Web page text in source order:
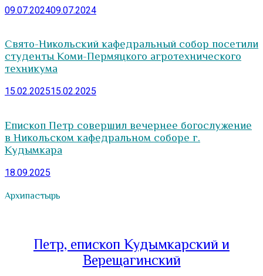
09.07.202409.07.2024
Свято-Никольский кафедральный собор посетили
студенты Коми-Пермяцкого агротехнического
техникума
15.02.202515.02.2025
Епископ Петр совершил вечернее богослужение
в Никольском кафедральном соборе г.
Кудымкара
18.09.2025
Архипастырь
Петр, епископ Кудымкарский и
Верещагинский